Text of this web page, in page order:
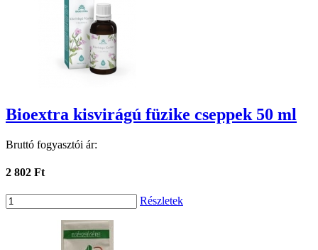
Bioextra kisvirágú füzike cseppek 50 ml
Bruttó fogyasztói ár:
2 802 Ft
Részletek